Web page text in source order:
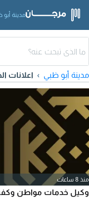
مدينة
مدينة أبو ظبي اعلانات
منذ 8 ساعات
وكيل خدمات مواطن